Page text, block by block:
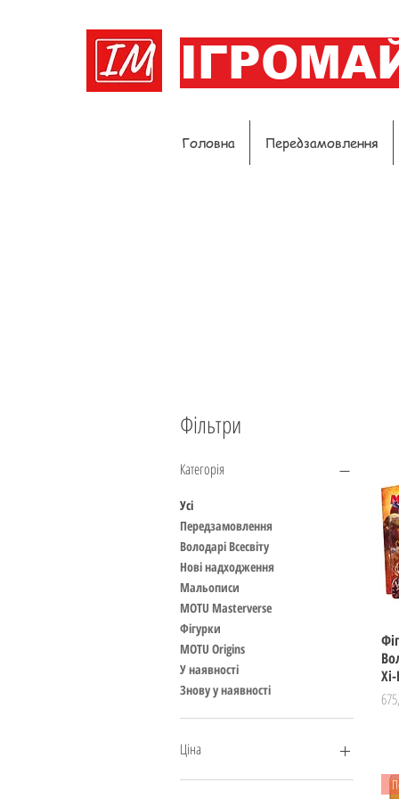
Головна Передзамовлення
Фільтри
Категорія
Усі
Передзамовлення
Володарі Всесвіту
Нові надходження
Мальописи
MOTU Masterverse
Фігурки
MOTU Origins
У наявності
Знову у наявності
Ціна